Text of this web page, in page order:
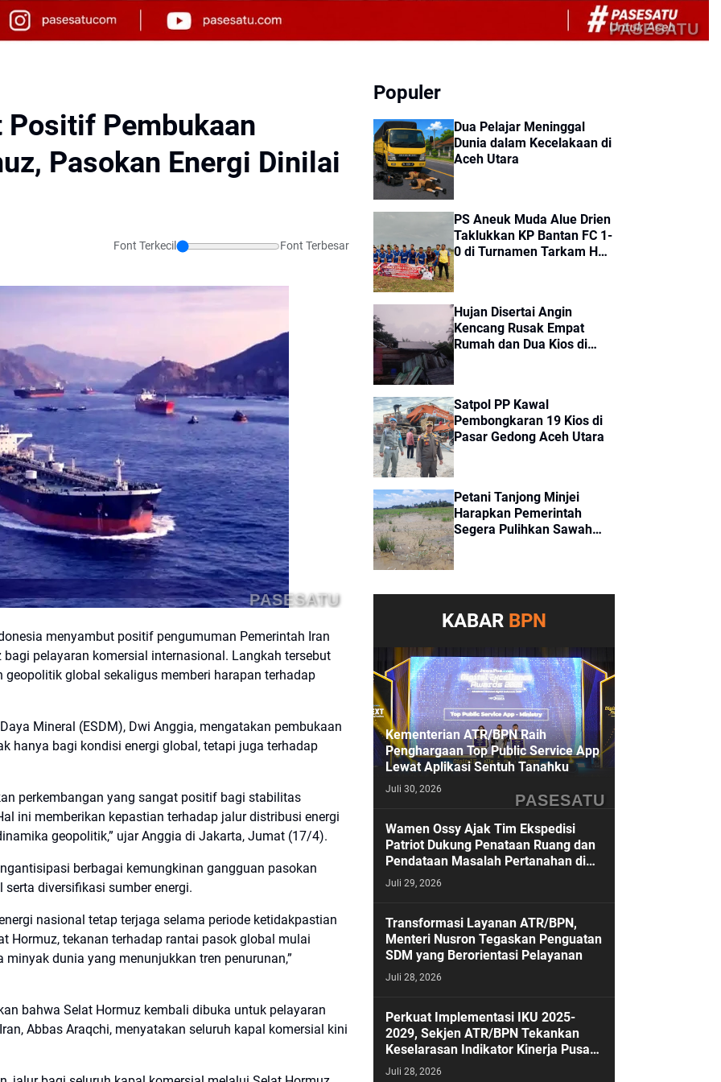
PASESATU
Pembukaan
Pasokan Energi Dinilai
Font Terkecil Font Terbesar
PASESATU
menyambut positif pengumuman Pemerintah Iran
pelayaran komersial internasional. Langkah tersebut
global sekaligus memberi harapan terhadap
Mineral (ESDM), Dwi Anggia, mengatakan pembukaan
hanya bagi kondisi energi global, tetapi juga terhadap
perkembangan yang sangat positif bagi stabilitas
ini memberikan kepastian terhadap jalur distribusi energi
geopolitik,” ujar Anggia di Jakarta, Jumat (17/4).
berbagai kemungkinan gangguan pasokan
diversifikasi sumber energi.
nasional tetap terjaga selama periode ketidakpastian
Hormuz, tekanan terhadap rantai pasok global mulai
dunia yang menunjukkan tren penurunan,”
bahwa Selat Hormuz kembali dibuka untuk pelayaran
Abbas Araqchi, menyatakan seluruh kapal komersial kini
Populer
Dua Pelajar Meninggal
Dunia dalam Kecelakaan di
Aceh Utara
PS Aneuk Muda Alue Drien
Taklukkan KP Bantan FC 1-
0 di Turnamen Tarkam HUT
Hujan Disertai Angin
Kencang Rusak Empat
Rumah dan Dua Kios di
Satpol PP Kawal
Pembongkaran 19 Kios di
Pasar Gedong Aceh Utara
Petani Tanjong Minjei
Harapkan Pemerintah
Segera Pulihkan Sawah
KABAR BPN
PASESATU
Kementerian ATR/BPN Raih
Penghargaan Top Public Service App
Lewat Aplikasi Sentuh Tanahku
Juli 30, 2026
Wamen Ossy Ajak Tim Ekspedisi
Patriot Dukung Penataan Ruang dan
Pendataan Masalah Pertanahan di
Kawasan Transmigrasi
Juli 29, 2026
Transformasi Layanan ATR/BPN,
Menteri Nusron Tegaskan Penguatan
SDM yang Berorientasi Pelayanan
Juli 28, 2026
Perkuat Implementasi IKU 2025-
2029, Sekjen ATR/BPN Tekankan
Keselarasan Indikator Kinerja Pusat
dan Daerah
Juli 28, 2026